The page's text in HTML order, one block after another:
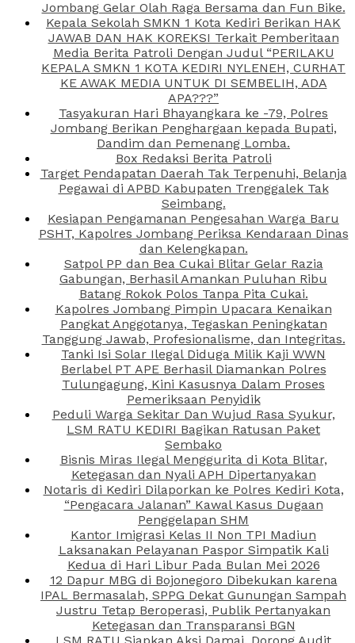
Jombang Gelar Olah Raga Bersama dan Fun Bike.
Kepala Sekolah SMKN 1 Kota Kediri Berikan HAK
JAWAB DAN HAK KOREKSI Terkait Pemberitaan
Media Berita Patroli Dengan Judul “PERILAKU
KEPALA SMKN 1 KOTA KEDIRI NYLENEH, CURHAT
KE AWAK MEDIA UNTUK DI SEMBELIH, ADA
APA???”
Tasyakuran Hari Bhayangkara ke -79, Polres
Jombang Berikan Penghargaan kepada Bupati,
Dandim dan Pemenang Lomba.
Box Redaksi Berita Patroli
Target Pendapatan Daerah Tak Terpenuhi, Belanja
Pegawai di APBD Kabupaten Trenggalek Tak
Seimbang.
Kesiapan Pengamanan Pengesahan Warga Baru
PSHT, Kapolres Jombang Periksa Kendaraan Dinas
dan Kelengkapan.
Satpol PP dan Bea Cukai Blitar Gelar Razia
Gabungan, Berhasil Amankan Puluhan Ribu
Batang Rokok Polos Tanpa Pita Cukai.
Kapolres Jombang Pimpin Upacara Kenaikan
Pangkat Anggotanya, Tegaskan Peningkatan
Tanggung Jawab, Profesionalisme, dan Integritas.
Tanki Isi Solar Ilegal Diduga Milik Kaji WWN
Berlabel PT APE Berhasil Diamankan Polres
Tulungagung, Kini Kasusnya Dalam Proses
Pemeriksaan Penyidik
Peduli Warga Sekitar Dan Wujud Rasa Syukur,
LSM RATU KEDIRI Bagikan Ratusan Paket
Sembako
Bisnis Miras Ilegal Menggurita di Kota Blitar,
Ketegasan dan Nyali APH Dipertanyakan
Notaris di Kediri Dilaporkan ke Polres Kediri Kota,
“Pengacara Jalanan” Kawal Kasus Dugaan
Penggelapan SHM
Kantor Imigrasi Kelas II Non TPI Madiun
Laksanakan Pelayanan Paspor Simpatik Kali
Kedua di Hari Libur Pada Bulan Mei 2026
12 Dapur MBG di Bojonegoro Dibekukan karena
IPAL Bermasalah, SPPG Dekat Gunungan Sampah
Justru Tetap Beroperasi, Publik Pertanyakan
Ketegasan dan Transparansi BGN